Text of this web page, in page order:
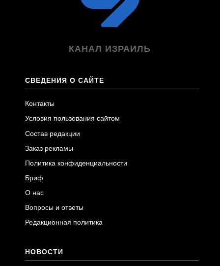
КАНАЛ ИЗРАИЛЬ
СВЕДЕНИЯ О САЙТЕ
Контакты
Условия пользования сайтом
Состав редакции
Заказ рекламы
Политика конфиденциальности
Бриф
О нас
Вопросы и ответы
Редакционная политика
НОВОСТИ